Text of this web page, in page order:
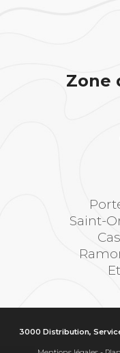
Zone
Saint-
3000 Distribution,